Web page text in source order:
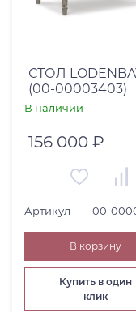
СТОЛ
(00-00003403)
В наличии
156 000 ₽
Артикул 00-
В корзину
Купить в один
клик